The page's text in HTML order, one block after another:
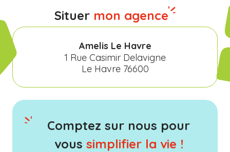
Situer mon agence
Amelis Le Havre
1 Rue Casimir Delavigne
Le Havre 76600
Comptez sur nous pour
vous simplifier la vie !